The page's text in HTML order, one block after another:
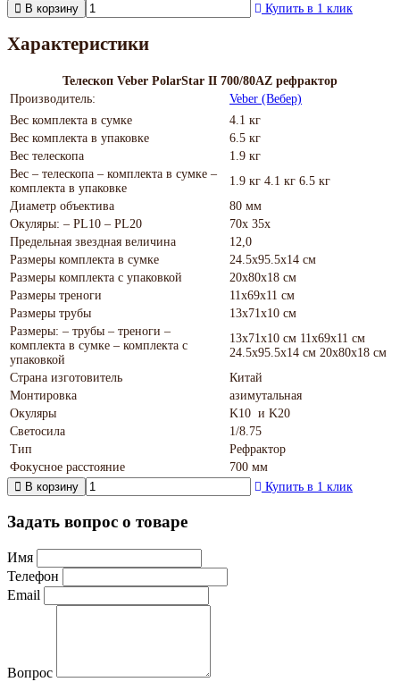
В корзину Купить в 1 клик
Характеристики
Телескоп Veber PolarStar II 700/80AZ рефрактор
Производитель:
Veber (Вебер)
Вес комплекта в сумке
4.1 кг
Вес комплекта в упаковке
6.5 кг
Вес телескопа
1.9 кг
Вес – телескопа – комплекта в сумке –
комплекта в упаковке
1.9 кг 4.1 кг 6.5 кг
Диаметр объектива
80 мм
Окуляры: – PL10 – PL20
70х 35х
Предельная звездная величина
12,0
Размеры комплекта в сумке
24.5х95.5х14 см
Размеры комплекта с упаковкой
20х80х18 см
Размеры треноги
11х69х11 см
Размеры трубы
13х71х10 см
Размеры: – трубы – треноги –
комплекта в сумке – комплекта с
упаковкой
13х71х10 см 11х69х11 см
24.5х95.5х14 см 20х80х18 см
Страна изготовитель
Китай
Монтировка
азимутальная
Окуляры
K10 и K20
Светосила
1/8.75
Тип
Рефрактор
Фокусное расстояние
700 мм
В корзину
Купить в 1 клик
Задать вопрос о товаре
Имя
Телефон
Email
Вопрос